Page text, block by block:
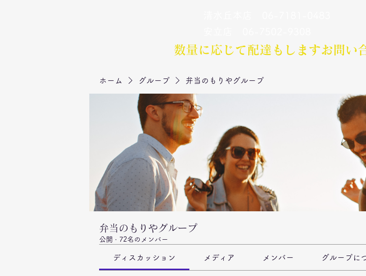
数量に応じて配達もします​お問い
ホーム グループ 弁当のもりやグループ
弁当のもりやグループ
公開 · 72名のメンバー
ディスカッション メディア メンバー グループに